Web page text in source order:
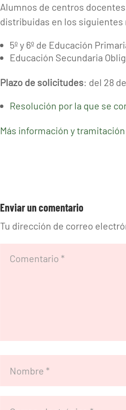
Alumnos de centros
distribuidas en los siguientes
5º y 6º de Educación
Educación Secundaria
Plazo de solicitudes: del 28
Resolución por la que se
Más información y
Enviar un comentario
Tu dirección de correo